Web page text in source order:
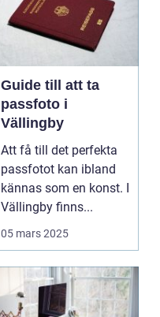
Guide till att ta
passfoto i
Vällingby
Att få till det perfekta
passfotot kan ibland
kännas som en konst. I
Vällingby finns...
05 mars 2025